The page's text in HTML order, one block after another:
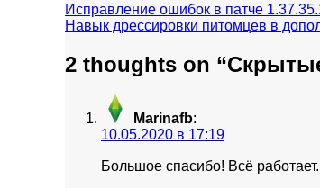
Исправление ошибок в патче
Навык дрессировки питомцев в
2 thoughts on “
Marinafb:
10.05.2020 в 17:19
Большое спасибо! Всё